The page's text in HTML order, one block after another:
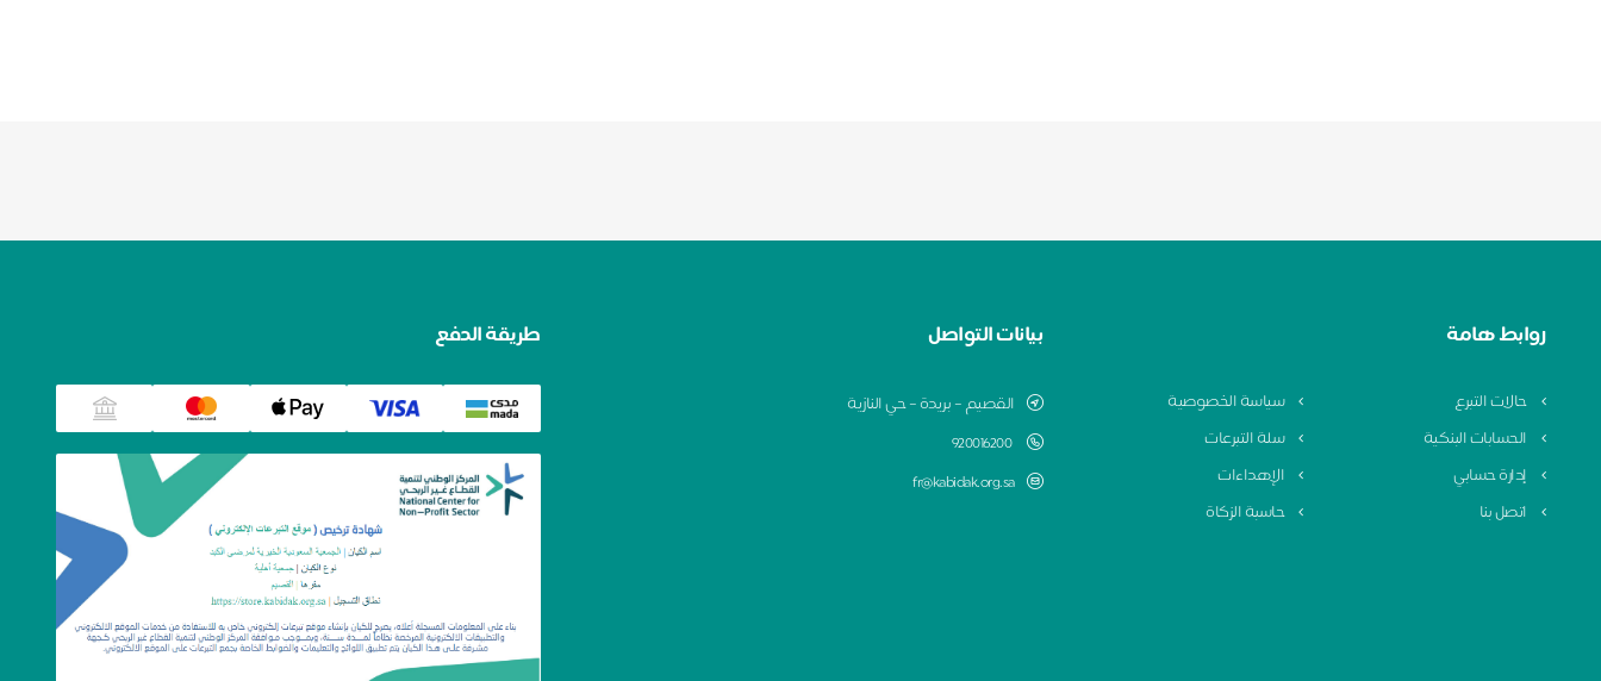
روابط هامة
حالات التبرع
سياسة الخصوصية
الحسابات البنكية
سلة التبرعات
إدارة حسابي
الإهداءات
اتصل بنا
حاسبة الزكاة
بيانات التواصل
القصيم – بريدة – حي النازية
920016200
fr@kabidak.org.sa
طريقة الدفع